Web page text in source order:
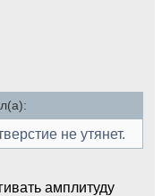
не утянет.
амплитуду